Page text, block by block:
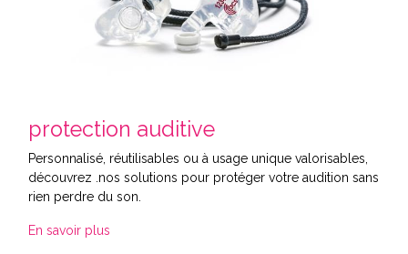
protection auditive
Personnalisé, réutilisables ou à usage unique valorisables,
découvrez .nos solutions pour protéger votre audition sans
rien perdre du son.
En savoir plus